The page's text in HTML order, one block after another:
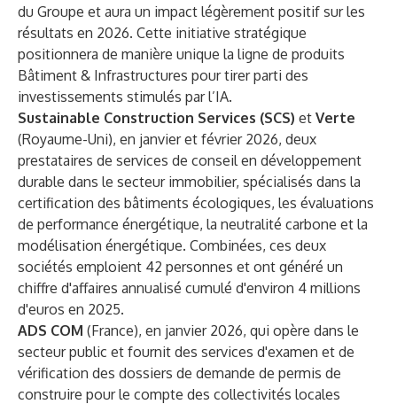
du Groupe et aura un impact légèrement positif sur les
résultats en 2026. Cette initiative stratégique
positionnera de manière unique la ligne de produits
Bâtiment & Infrastructures pour tirer parti des
investissements stimulés par l’IA.
Sustainable Construction Services (SCS) et Verte
(Royaume-Uni), en janvier et février 2026, deux
prestataires de services de conseil en développement
durable dans le secteur immobilier, spécialisés dans la
certification des bâtiments écologiques, les évaluations
de performance énergétique, la neutralité carbone et la
modélisation énergétique. Combinées, ces deux
sociétés emploient 42 personnes et ont généré un
chiffre d'affaires annualisé cumulé d'environ 4 millions
d'euros en 2025.
ADS COM (France), en janvier 2026, qui opère dans le
secteur public et fournit des services d'examen et de
vérification des dossiers de demande de permis de
construire pour le compte des collectivités locales